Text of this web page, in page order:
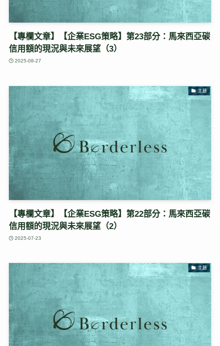
【專欄文章】【企業ESG策略】第23部分：馬來西亞碳
信用額的現況與未來展望（3）
2025-08-27
主題
【專欄文章】【企業ESG策略】第22部分：馬來西亞碳
信用額的現況與未來展望（2）
2025-07-23
主題